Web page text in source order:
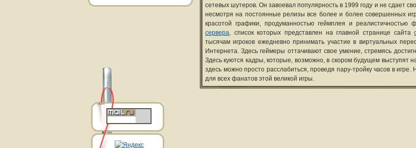
сетевых шутеров. Он завоевал популярность в 1999 году и не сдает
несмотря на постоянные релизы все более и более совершенных
красотой графики, продуманностью геймплея и реалистичностью
сервера, список которых представлен на главной странице сайта
тысячам игроков ежедневно принимать участие в виртуальных
Интернета. Здесь геймеры оттачивают свое умение, стремясь
Здесь куются кадры, которые, возможно, в скором будущем выступят
здесь можно просто расслабиться, проведя пару-тройку часов в
для всех фанатов этой великой игры.